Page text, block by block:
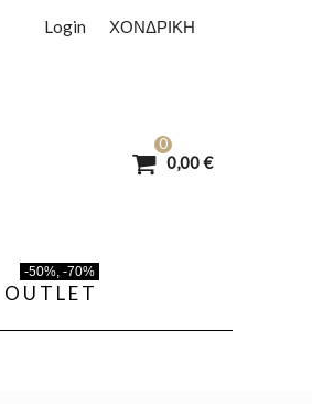
ΧΟΝΔΡΙΚΗ
Login
0
0,00 €
O U T L E T
-50%, -70%